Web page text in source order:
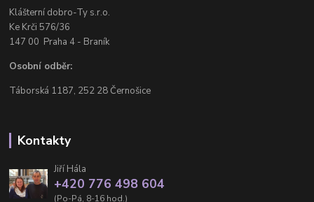
Klášterní dobro-Ty s.r.o.
Ke Krči 576/36
147 00 Praha 4 - Braník
Osobní odběr:
Táborská 1187, 252 28 Černošice
Kontakty
Jiří Hála
+420 776 498 604
(Po-Pá, 8-16 hod.)